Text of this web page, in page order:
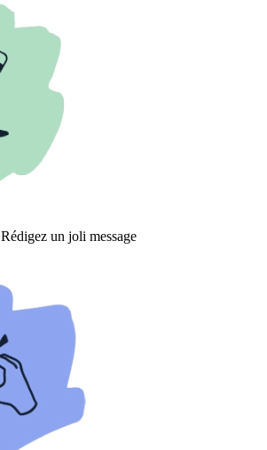
Rédigez un joli message